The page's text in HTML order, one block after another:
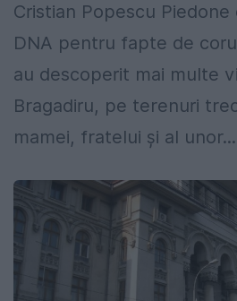
Cristian Popescu
DNA pentru fapte de
au descoperit mai multe
Bragadiru, pe terenuri
mamei, fratelui și al unor...